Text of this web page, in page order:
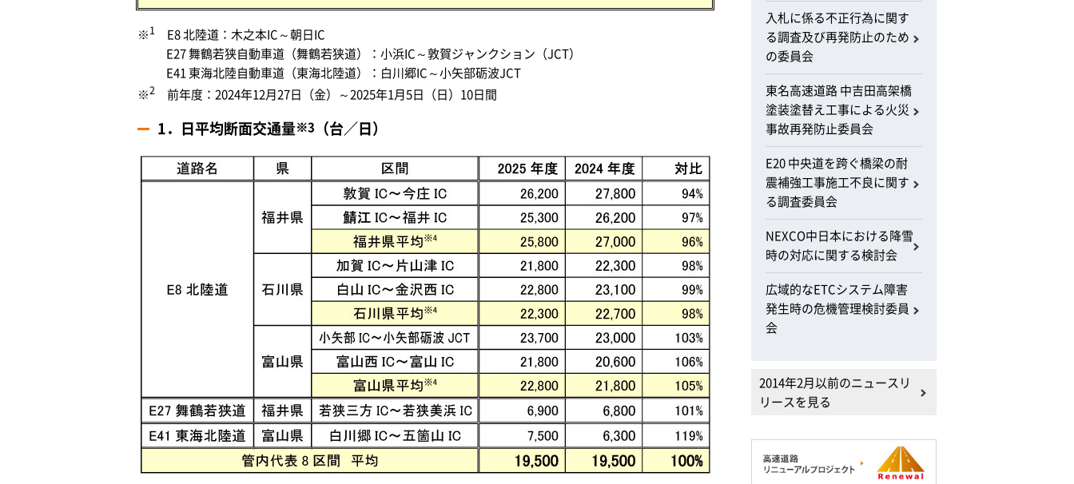
※1 E8 北陸道：木之本IC～朝日IC
E27 舞鶴若狭自動車道（舞鶴若狭道）：小浜IC～敦賀ジャンクション（JCT）
E41 東海北陸自動車道（東海北陸道）：白川郷IC～小矢部砺波JCT
※2 前年度：2024年12月27日（金）～2025年1月5日（日）10日間
1．日平均断面交通量※3 （台／日）
入札に係る不正行為に関す
る調査及び再発防止のため
の委員会
東名高速道路 中吉田高架橋
塗装塗替え工事による火災
事故再発防止委員会
E20 中央道を跨ぐ橋梁の耐
震補強工事施工不良に関す
る調査委員会
NEXCO中日本における降雪
時の対応に関する検討会
広域的なETCシステム障害
発生時の危機管理検討委員
会
2014年2月以前のニュースリ
リースを見る